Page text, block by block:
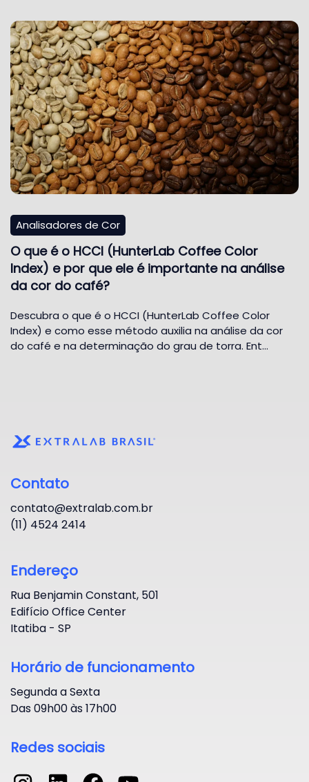
Analisadores de Cor
O que é o HCCI (HunterLab Coffee Color
Index) e por que ele é importante na análise
da cor do café?
Descubra o que é o HCCI (HunterLab Coffee Color
Index) e como esse método auxilia na análise da cor
do café e na determinação do grau de torra. Ent…
Contato
contato@extralab.com.br
(11) 4524 2414
Endereço
Rua Benjamin Constant, 501
Edifício Office Center
Itatiba - SP
Horário de funcionamento
Segunda a Sexta
Das 09h00 às 17h00
Redes sociais